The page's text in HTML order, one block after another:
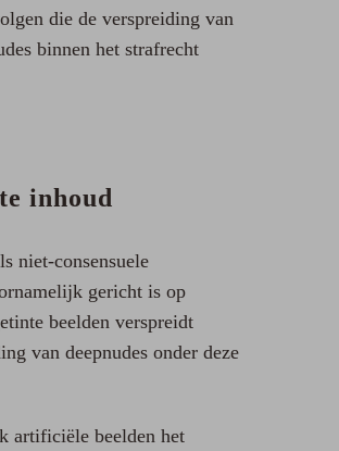
die de verspreiding van
binnen het strafrecht
inhoud
niet-consensuele
gericht is op
beelden verspreidt
van deepnudes onder deze
artificiële beelden het